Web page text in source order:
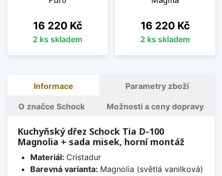
Cena
16 220 Kč
2 ks skladem
Cena
16 220 Kč
2 ks skladem
Informace Parametry zboží
O značce Schock Možnosti a ceny dopravy
Kuchyňský dřez Schock Tia D-100
Magnolia + sada misek, horní montáž
Materiál: Cristadur
Barevná varianta: Magnolia (světlá vanilková)